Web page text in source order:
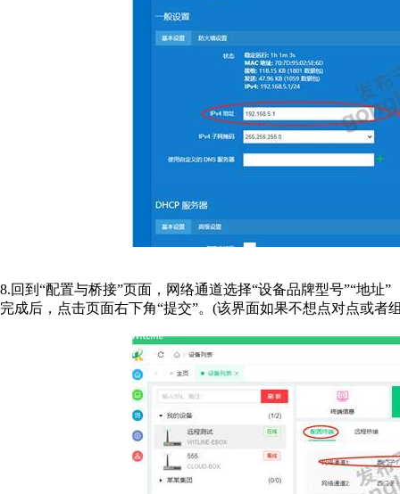
8.回到“配置与桥接”页面，网络通道选择“设备品牌型号”“地址
完成后，点击页面右下角“提交”。(该界面如果不想点对点或者